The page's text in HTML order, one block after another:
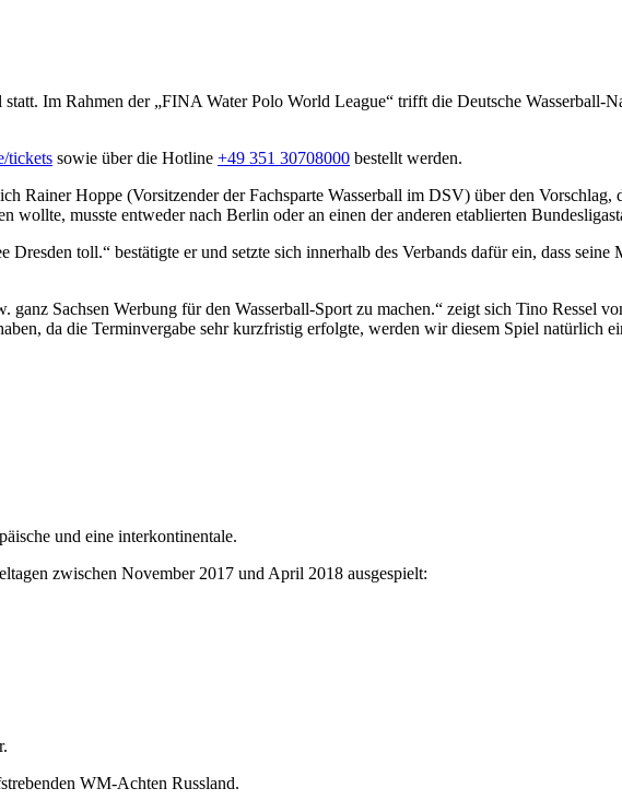
Im Rahmen der „FINA Water Polo World League“ trifft die Deutsche Wasserball-
tickets sowie über die Hotline +49 351 30708000 bestellt werden.
Rainer Hoppe (Vorsitzender der Fachsparte Wasserball im DSV) über den Vorschlag,
musste entweder nach Berlin oder an einen der anderen etablierten
toll.“ bestätigte er und setzte sich innerhalb des Verbands dafür ein, dass seine
Sachsen Werbung für den Wasserball-Sport zu machen.“ zeigt sich Tino Ressel
da die Terminvergabe sehr kurzfristig erfolgte, werden wir diesem Spiel natürlich
und eine interkontinentale.
zwischen November 2017 und April 2018 ausgespielt:
WM-Achten Russland.